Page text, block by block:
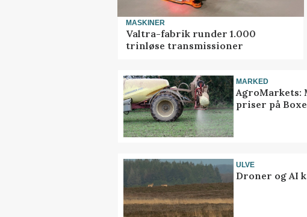
MASKINER
Valtra-fabrik runder 1.000
trinløse transmissioner
MARKED
AgroMarkets:
priser på
ULVE
Droner og AI